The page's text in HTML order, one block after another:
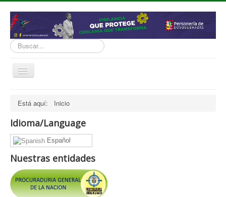
Buscar...
Cambiar
Presupuesto
Politicas, Planes, Proyectos
Tramites y Servicios
Está aquí: Inicio
Idioma/Language
Español
Nuestras entidades